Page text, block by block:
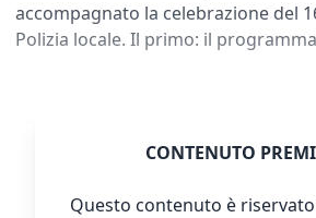
accompagnato la celebrazione del
Polizia locale. Il primo: il
CONTENUTO
Questo contenuto è